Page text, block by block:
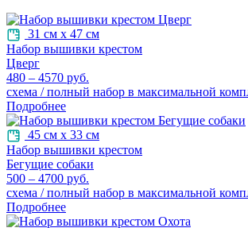
31 см х 47 см
Набор вышивки крестом
Цверг
480 – 4570 руб.
схема / полный набор в максимальной
Подробнее
45 см х 33 см
Набор вышивки крестом
Бегущие собаки
500 – 4700 руб.
схема / полный набор в максимальной
Подробнее